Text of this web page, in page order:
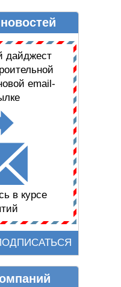
дайджест
email-
в курсе